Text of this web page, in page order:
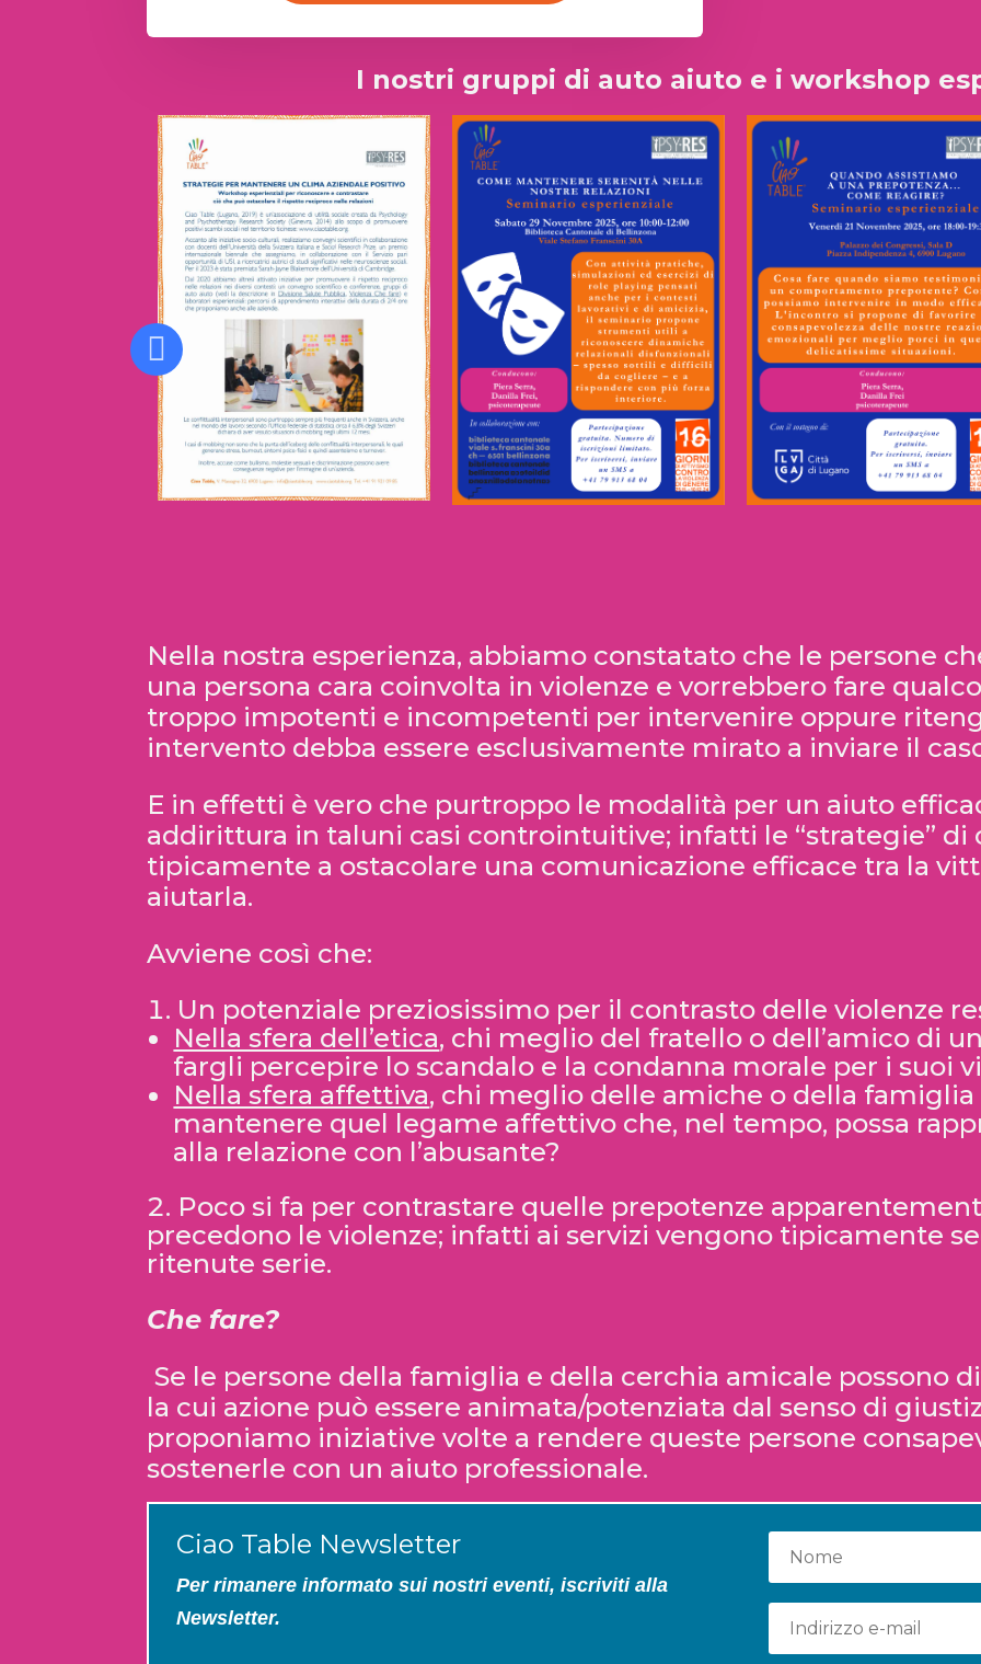
I nostri gruppi di auto aiuto e i workshop
Nella nostra esperienza, abbiamo constatato che le persone
una persona cara coinvolta in violenze e vorrebbero fare
troppo impotenti e incompetenti per intervenire oppure
intervento debba essere esclusivamente mirato a inviare il
E in effetti è vero che purtroppo le modalità per un aiuto
addirittura in taluni casi controintuitive; infatti le “strategie” di
tipicamente a ostacolare una comunicazione efficace tra la
aiutarla.
Avviene così che:
Un potenziale preziosissimo per il contrasto delle violenze
Nella sfera dell’etica, chi meglio del fratello o dell’amico di
fargli percepire lo scandalo e la condanna morale per i suoi
Nella sfera affettiva, chi meglio delle amiche o della
mantenere quel legame affettivo che, nel tempo, possa
alla relazione con l’abusante?
Poco si fa per contrastare quelle prepotenze
precedono le violenze; infatti ai servizi vengono tipicamente
ritenute serie.
Che fare?
Se le persone della famiglia e della cerchia amicale possono
la cui azione può essere animata/potenziata dal senso di
proponiamo iniziative volte a rendere queste persone
sostenerle con un aiuto professionale.
Ciao Table Newsletter
Per rimanere informato sui nostri eventi, iscriviti alla
Newsletter.